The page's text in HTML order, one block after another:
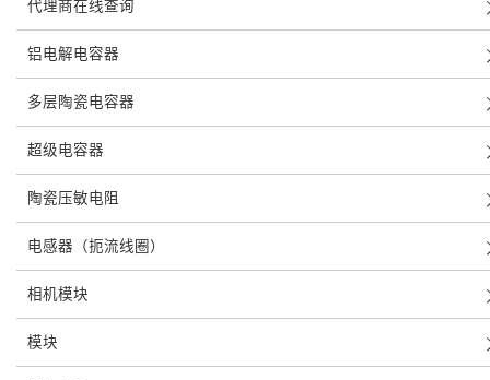
代理商在线查询
铝电解电容器
多层陶瓷电容器
超级电容器
陶瓷压敏电阻
电感器（扼流线圈）
相机模块
模块